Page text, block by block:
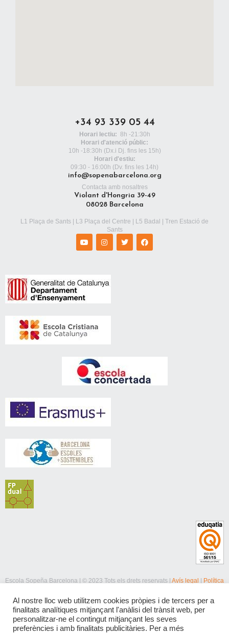
+34 93 339 05 44
Horari lectiu: 8h -21:30h
Horari d'atenció públic:
10h -18:30h (Dx.i Dj. fins les 15h)
Horari d'estiu:
09:30 - 16:00h (Dv. fins les 14h)
info@sopenabarcelona.org
Contacta amb nosaltres
Violant d'Hongria 39-49
08028 Barcelona
L1 Plaça de Sants | L3 Plaça del Centre | L5 Badal | Tren Estació de
Sants
Escola Sopeña Barcelona | © 2023 Tots els drets reservats | Avís legal | Política
Al nostre lloc web utilitzem cookies pròpies i de tercers per a
finalitats analítiques mitjançant l'anàlisi del trànsit web, per
personalitzar-ne el contingut mitjançant les seves
preferències i amb finalitats publicitàries. Per a més